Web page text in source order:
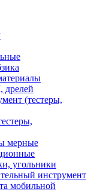
(тестеры,
мерные
угольники
инструмент
мобильной